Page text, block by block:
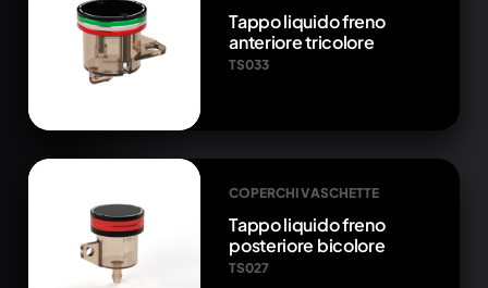
Tappo liquido freno
anteriore tricolore
TS033
COPERCHI VASCHETTE
Tappo liquido freno
posteriore bicolore
TS027